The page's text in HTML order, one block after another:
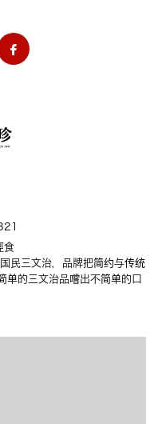
食
民三文治，品牌把简约与传统
的三文治品嚐出不简单的口